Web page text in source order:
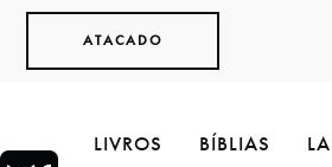
ATACADO
LIVROS BÍBLIAS